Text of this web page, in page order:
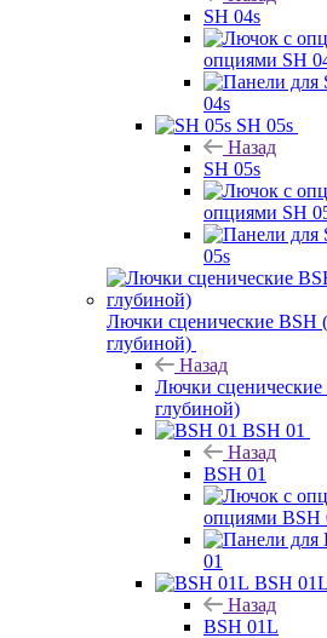
SH 04s
опциями SH
04s
SH 05s
Назад
SH 05s
опциями SH
05s
Лючки сценические BSH
глубиной)
Назад
Лючки
глубиной)
BSH 01
Назад
BSH 01
опциями BSH
01
BSH 01L
Назад
BSH 01L